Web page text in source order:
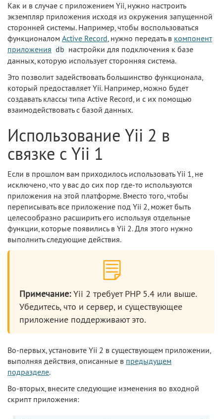
Как и в случае с приложением Yii, нужно настроить
экземпляр приложения исходя из окружения запущенной
сторонней системы. Например, чтобы воспользоваться
функционалом Active Record, нужно передать в компонент
приложения db настройки для подключения к базе
данных, которую использует сторонняя система.
Это позволит задействовать большинство функционала,
который предоставляет Yii. Например, можно будет
создавать классы типа Active Record, и с их помощью
взаимодействовать с базой данных.
Использование Yii 2 в
связке с Yii 1
Если в прошлом вам приходилось использовать Yii 1, не
исключено, что у вас до сих пор где-то используются
приложения на этой платформе. Вместо того, чтобы
переписывать все приложение под Yii 2, может быть
целесообразно расширить его используя отдельные
функции, которые появились в Yii 2. Для этого нужно
выполнить следующие действия.
Примечание:Yii 2 требует PHP 5.4 или выше.
Убедитесь, что и сервер, и существующее
приложение поддерживают это.
Во-первых, установите Yii 2 в существующем приложении,
выполняя действия, описанные в предыдущем
подразделе.
Во-вторых, внесите следующие изменения во входной
скрипт приложения: